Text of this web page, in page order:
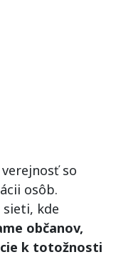
so
osôb.
kde
občanov,
k totožnosti